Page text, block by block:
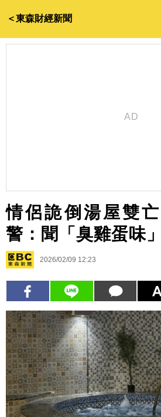
＜東森財經新聞
情侶詭倒湯屋雙
警：聞「臭雞蛋味
2026/02/09 12:23